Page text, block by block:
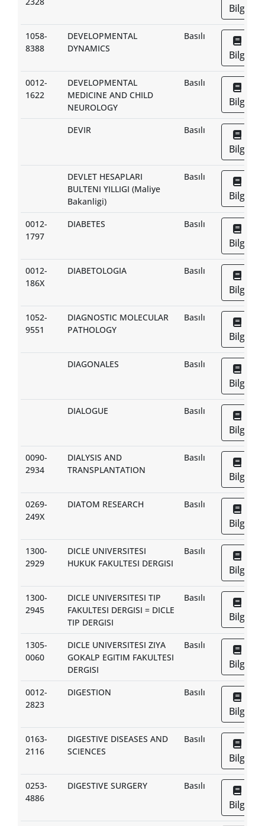
Bilgi
1058-
8388
DEVELOPMENTAL
DYNAMICS
Basılı
Bilgi
0012-
1622
DEVELOPMENTAL
MEDICINE AND CHILD
NEUROLOGY
Basılı
Bilgi
DEVIR Basılı
Bilgi
DEVLET HESAPLARI
BULTENI YILLIGI (Maliye
Bakanligi)
Basılı
Bilgi
0012-
1797
DIABETES Basılı
Bilgi
0012-
186X
DIABETOLOGIA Basılı
Bilgi
1052-
9551
DIAGNOSTIC MOLECULAR
PATHOLOGY
Basılı
Bilgi
DIAGONALES Basılı
Bilgi
DIALOGUE Basılı
Bilgi
0090-
2934
DIALYSIS AND
TRANSPLANTATION
Basılı
Bilgi
0269-
249X
DIATOM RESEARCH Basılı
Bilgi
1300-
2929
DICLE UNIVERSITESI
HUKUK FAKULTESI DERGISI
Basılı
Bilgi
1300-
2945
DICLE UNIVERSITESI TIP
FAKULTESI DERGISI = DICLE
TIP DERGISI
Basılı
Bilgi
1305-
0060
DICLE UNIVERSITESI ZIYA
GOKALP EGITIM FAKULTESI
DERGISI
Basılı
Bilgi
0012-
2823
DIGESTION Basılı
Bilgi
0163-
2116
DIGESTIVE DISEASES AND
SCIENCES
Basılı
Bilgi
0253-
4886
DIGESTIVE SURGERY Basılı
Bilgi